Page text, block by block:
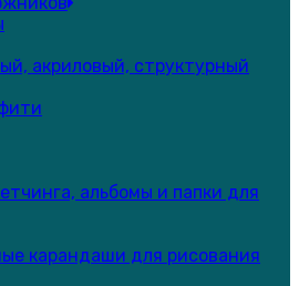
акриловый, структурный
альбомы и папки для
карандаши для рисования